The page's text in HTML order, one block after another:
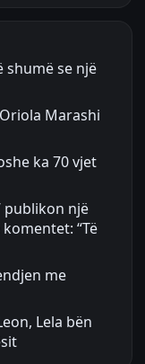
shumë se një
Marashi
ka 70 vjet
publikon një
“Të
me
Lela bën